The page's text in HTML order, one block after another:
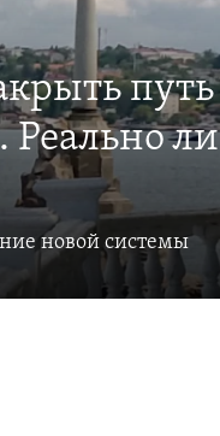
путь
ли
новой системы